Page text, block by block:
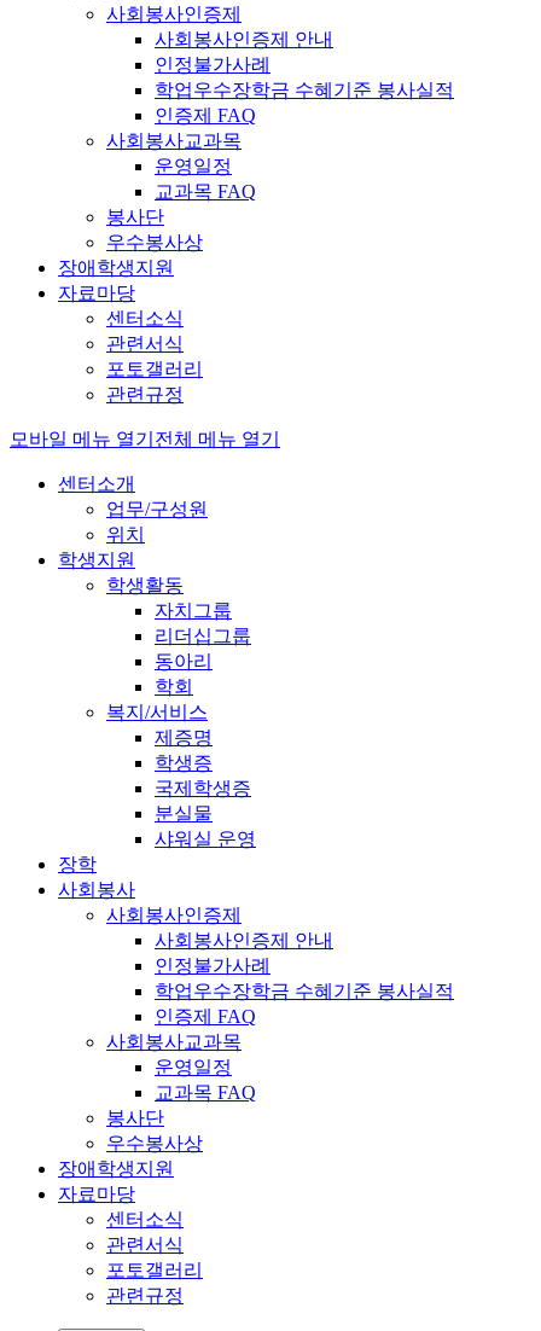
사회봉사인증제
사회봉사인증제 안내
인정불가사례
학업우수장학금 수혜기준 봉사실적
인증제 FAQ
사회봉사교과목
운영일정
교과목 FAQ
봉사단
우수봉사상
장애학생지원
자료마당
센터소식
관련서식
포토갤러리
관련규정
모바일 메뉴 열기 전체 메뉴 열기
센터소개
업무/구성원
위치
학생지원
학생활동
자치그룹
리더십그룹
동아리
학회
복지/서비스
제증명
학생증
국제학생증
분실물
샤워실 운영
장학
사회봉사
사회봉사인증제
사회봉사인증제 안내
인정불가사례
학업우수장학금 수혜기준 봉사실적
인증제 FAQ
사회봉사교과목
운영일정
교과목 FAQ
봉사단
우수봉사상
장애학생지원
자료마당
센터소식
관련서식
포토갤러리
관련규정